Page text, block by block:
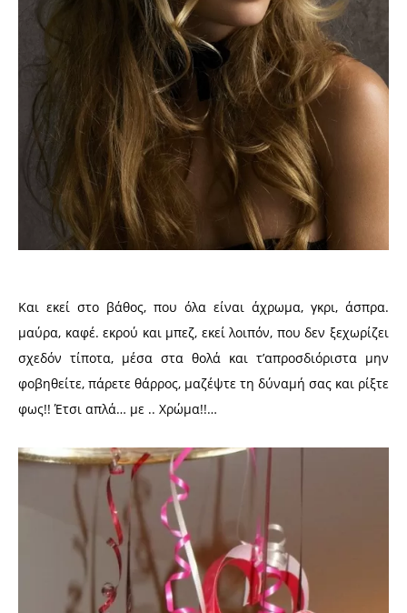
Και εκεί στο βάθος, που όλα είναι άχρωμα, γκρι, άσπρα.
μαύρα, καφέ. εκρού και μπεζ, εκεί λοιπόν, που δεν ξεχωρίζει
σχεδόν τίποτα, μέσα στα θολά και τ’απροσδιόριστα μην
φοβηθείτε, πάρετε θάρρος, μαζέψτε τη δύναμή σας και ρίξτε
φως!! Έτσι απλά… με .. Χρώμα!!…